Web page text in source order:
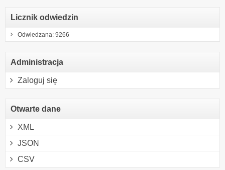
Licznik odwiedzin
Odwiedzana: 9266
Administracja
Zaloguj się
Otwarte dane
XML
JSON
CSV